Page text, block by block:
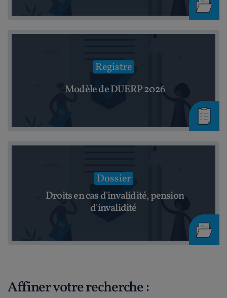
Registre
Modèle de DUERP 2026
Dossier
Droits en cas d'invalidité, pension
d'invalidité
Affiner votre recherche :